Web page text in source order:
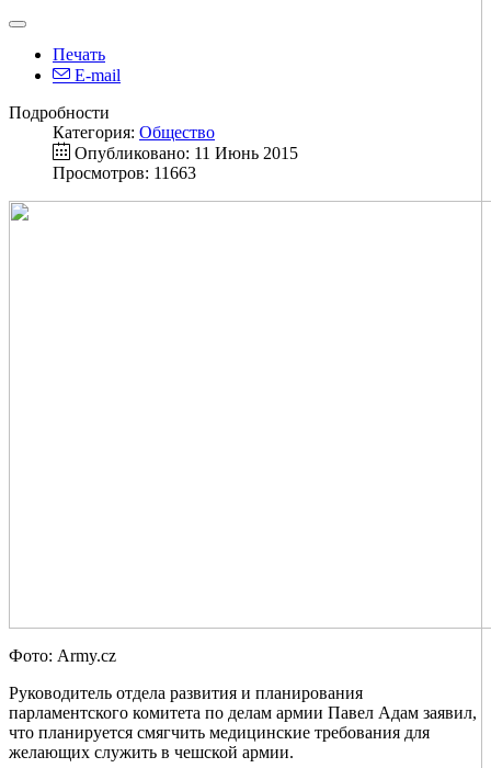
Печать
E-mail
Подробности
Категория: Общество
Опубликовано: 11 Июнь 2015
Просмотров: 11663
Фото: Army.cz
Руководитель отдела развития и планирования
парламентского комитета по делам армии Павел Адам заявил,
что планируется смягчить медицинские требования для
желающих служить в чешской армии.